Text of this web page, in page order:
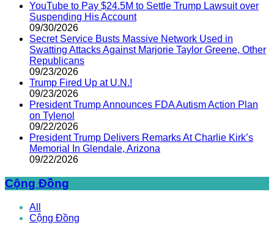
YouTube to Pay $24.5M to Settle Trump Lawsuit over
Suspending His Account
09/30/2026
Secret Service Busts Massive Network Used in
Swatting Attacks Against Marjorie Taylor Greene, Other
Republicans
09/23/2026
Trump Fired Up at U.N.!
09/23/2026
President Trump Announces FDA Autism Action Plan
on Tylenol
09/22/2026
President Trump Delivers Remarks At Charlie Kirk’s
Memorial In Glendale, Arizona
09/22/2026
Cộng Đồng
All
Cộng Đồng